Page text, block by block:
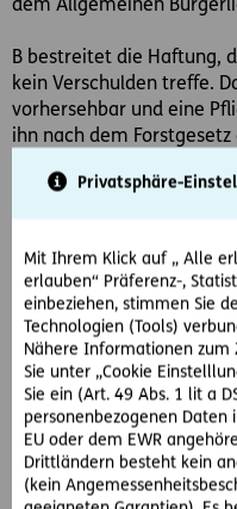
Privatsphäre-
Mit Ihrem Klick auf „ Alle
erlauben“ Präferenz-,
einbeziehen, stimmen Sie
Technologien (Tools)
Nähere Informationen zum
Sie unter „Cookie
Sie ein (Art. 49 Abs. 1 lit a
personenbezogenen
EU oder dem EWR
Drittländern besteht kein
(kein
dem Allgemeinen
B bestreitet die Haftung,
kein Verschulden treffe.
vorhersehbar und eine
ihn nach dem
Der Fall kommt zum
Wie hat der OGH
Der OGH gibt B Recht.
Warum?
Der OGH stützt sich auf
Waldeigentümersgemäß